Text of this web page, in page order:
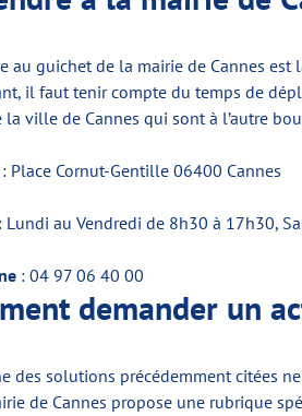
au guichet de la mairie de Cannes
il faut tenir compte du temps de
la ville de Cannes qui sont à l’autre
: Place Cornut-Gentille 06400 Cannes
: Lundi au Vendredi de 8h30 à 17h30,
: 04 97 06 40 00
demander un
des solutions précédemment citées
de Cannes propose une rubrique